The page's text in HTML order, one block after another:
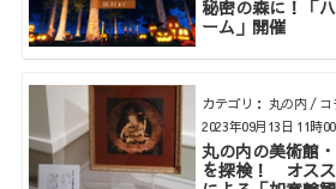
秘密の森に！「
ーム」開催
カテゴリ： 丸の内 /
丸の内の美術館
を探検！ オス
2023年09月13日 11時